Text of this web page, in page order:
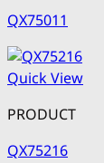
QX75011
Quick View
PRODUCT
QX75216